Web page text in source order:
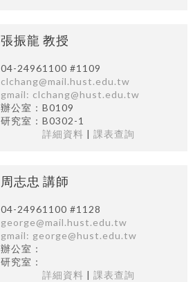
張振龍 教授
04-24961100 #1109
clchang@mail.hust.edu.tw
gmail: clchang@hust.edu.tw
辦公室：B0109
研究室：B0302-1
詳細資料 | 課表查詢
周志忠 講師
04-24961100 #1128
george@mail.hust.edu.tw
gmail: george@hust.edu.tw
辦公室：
研究室：
詳細資料 | 課表查詢